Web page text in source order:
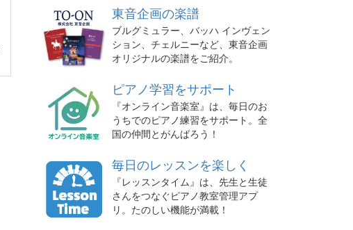
東音企画の楽譜
ブルグミュラー、バッハ インヴェン
ション、チェルニーなど、東音企画
オリジナルの楽譜をご紹介。
ピアノ学習をサポート
『オンライン音楽室』は、毎日のお
うちでのピアノ練習をサポート。全
国の仲間とがんばろう！
毎日のレッスンを楽しく
『レッスンタイム』は、先生と生徒
さんをつなぐピアノ教室管理アプ
リ。たのしい機能が満載！